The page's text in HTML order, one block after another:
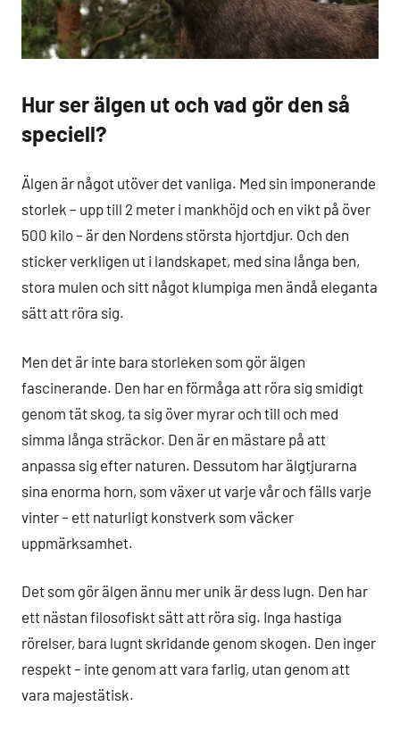
Hur ser älgen ut och vad gör den så
speciell?
Älgen är något utöver det vanliga. Med sin imponerande
storlek – upp till 2 meter i mankhöjd och en vikt på över
500 kilo – är den Nordens största hjortdjur. Och den
sticker verkligen ut i landskapet, med sina långa ben,
stora mulen och sitt något klumpiga men ändå eleganta
sätt att röra sig.
Men det är inte bara storleken som gör älgen
fascinerande. Den har en förmåga att röra sig smidigt
genom tät skog, ta sig över myrar och till och med
simma långa sträckor. Den är en mästare på att
anpassa sig efter naturen. Dessutom har älgtjurarna
sina enorma horn, som växer ut varje vår och fälls varje
vinter – ett naturligt konstverk som väcker
uppmärksamhet.
Det som gör älgen ännu mer unik är dess lugn. Den har
ett nästan filosofiskt sätt att röra sig. Inga hastiga
rörelser, bara lugnt skridande genom skogen. Den inger
respekt – inte genom att vara farlig, utan genom att
vara majestätisk.